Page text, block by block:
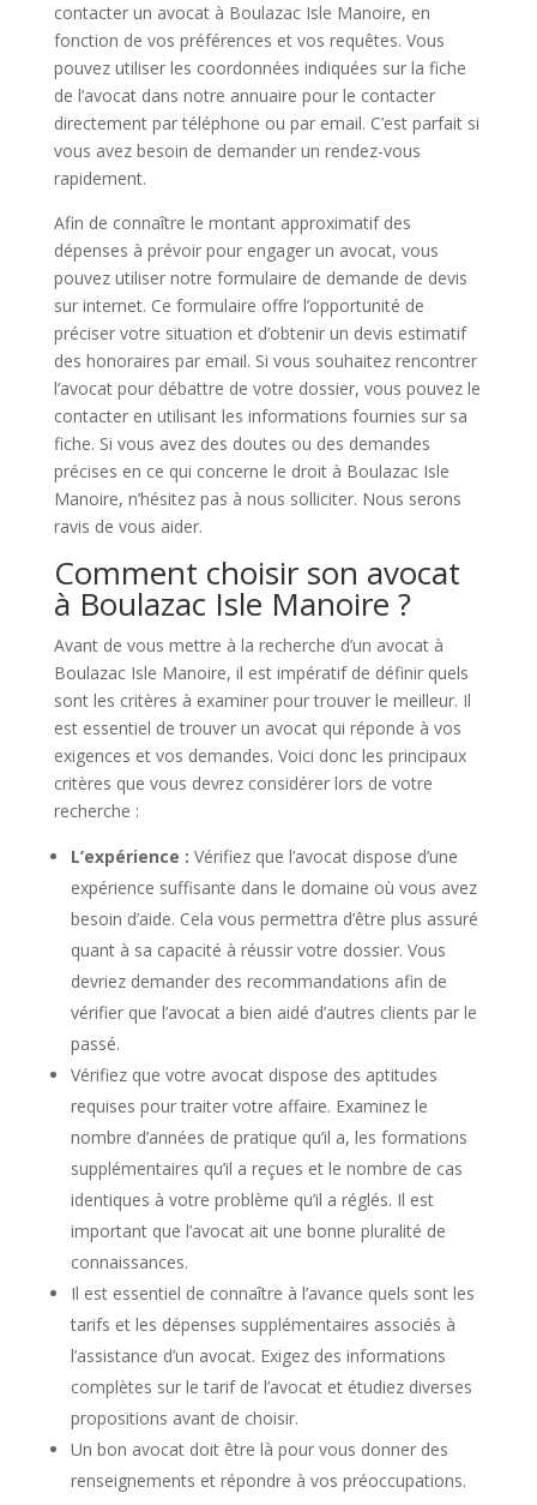
contacter un avocat à Boulazac Isle Manoire, en
fonction de vos préférences et vos requêtes. Vous
pouvez utiliser les coordonnées indiquées sur la fiche
de l’avocat dans notre annuaire pour le contacter
directement par téléphone ou par email. C’est parfait si
vous avez besoin de demander un rendez-vous
rapidement.
Afin de connaître le montant approximatif des
dépenses à prévoir pour engager un avocat, vous
pouvez utiliser notre formulaire de demande de devis
sur internet. Ce formulaire offre l’opportunité de
préciser votre situation et d’obtenir un devis estimatif
des honoraires par email. Si vous souhaitez rencontrer
l’avocat pour débattre de votre dossier, vous pouvez le
contacter en utilisant les informations fournies sur sa
fiche. Si vous avez des doutes ou des demandes
précises en ce qui concerne le droit à Boulazac Isle
Manoire, n’hésitez pas à nous solliciter. Nous serons
ravis de vous aider.
Comment choisir son avocat
à Boulazac Isle Manoire ?
Avant de vous mettre à la recherche d’un avocat à
Boulazac Isle Manoire, il est impératif de définir quels
sont les critères à examiner pour trouver le meilleur. Il
est essentiel de trouver un avocat qui réponde à vos
exigences et vos demandes. Voici donc les principaux
critères que vous devrez considérer lors de votre
recherche :
L’expérience : Vérifiez que l’avocat dispose d’une
expérience suffisante dans le domaine où vous avez
besoin d’aide. Cela vous permettra d’être plus assuré
quant à sa capacité à réussir votre dossier. Vous
devriez demander des recommandations afin de
vérifier que l’avocat a bien aidé d’autres clients par le
passé.
Vérifiez que votre avocat dispose des aptitudes
requises pour traiter votre affaire. Examinez le
nombre d’années de pratique qu’il a, les formations
supplémentaires qu’il a reçues et le nombre de cas
identiques à votre problème qu’il a réglés. Il est
important que l’avocat ait une bonne pluralité de
connaissances.
Il est essentiel de connaître à l’avance quels sont les
tarifs et les dépenses supplémentaires associés à
l’assistance d’un avocat. Exigez des informations
complètes sur le tarif de l’avocat et étudiez diverses
propositions avant de choisir.
Un bon avocat doit être là pour vous donner des
renseignements et répondre à vos préoccupations.